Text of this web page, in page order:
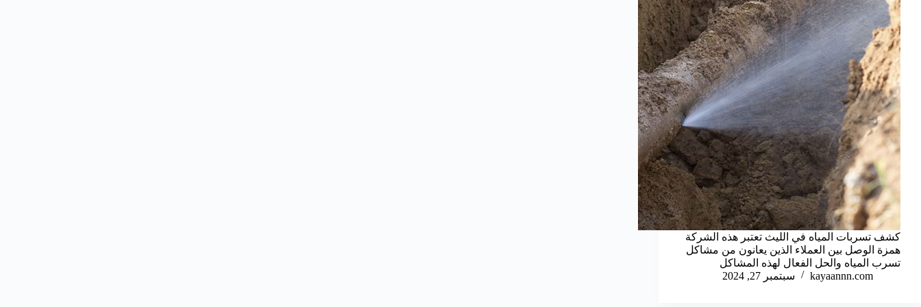
كشف تسربات المياه في الليث تعتبر هذه الشركة
همزة الوصل بين العملاء الذين يعانون من مشاكل
تسرب المياه والحل الفعال لهذه المشاكل
kayaannn.com
سبتمبر 27, 2024